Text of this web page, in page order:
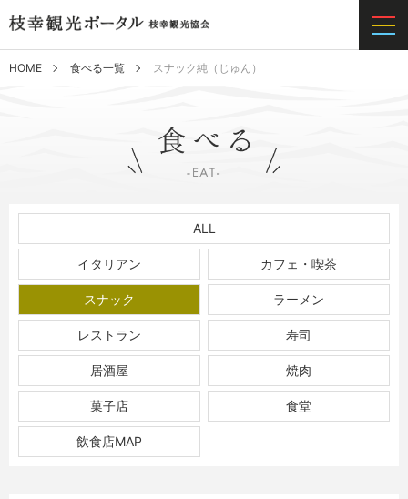
HOME 食べる一覧 スナック純（じゅん）
ALL
イタリアン カフェ・喫茶
スナック ラーメン
レストラン 寿司
居酒屋 焼肉
菓子店 食堂
飲食店MAP